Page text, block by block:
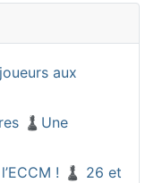
aux
♟️Une
! ♟️ 26 et